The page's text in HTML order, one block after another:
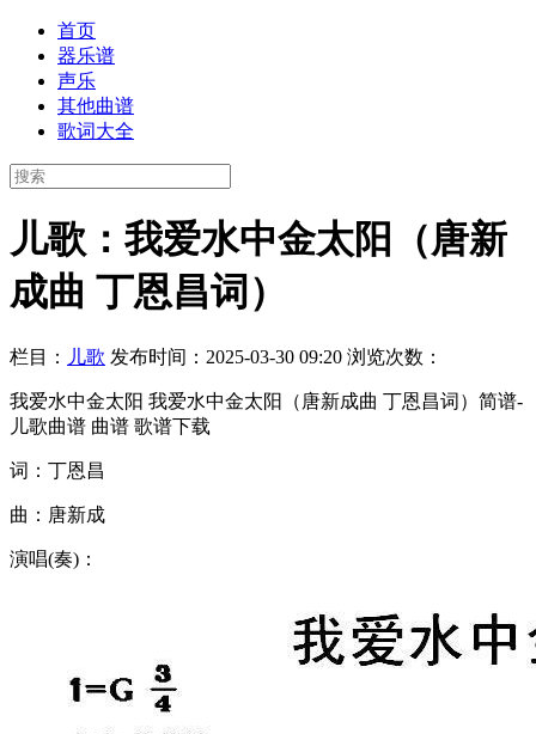
首页
器乐谱
声乐
其他曲谱
歌词大全
儿歌：我爱水中金太阳（唐新
成曲 丁恩昌词）
栏目： 儿歌 发布时间：2025-03-30 09:20 浏览次数：
我爱水中金太阳 我爱水中金太阳（唐新成曲 丁恩昌词）简谱-
儿歌曲谱 曲谱 歌谱下载
词：丁恩昌
曲：唐新成
演唱(奏)：